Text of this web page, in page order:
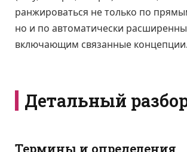
ранжироваться не только по
но и по автоматически
включающим связанные концепции.
Детальный
Термины и определения